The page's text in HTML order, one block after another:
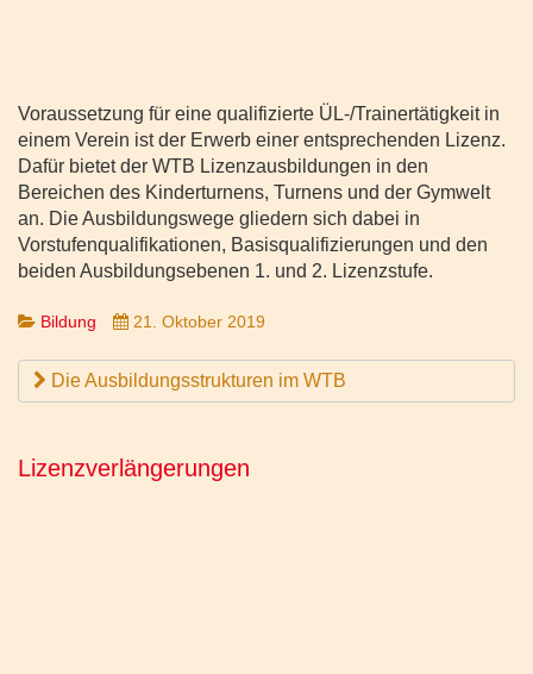
Voraussetzung für eine qualifizierte ÜL-/Trainertätigkeit in
einem Verein ist der Erwerb einer entsprechenden Lizenz.
Dafür bietet der WTB Lizenzausbildungen in den
Bereichen des Kinderturnens, Turnens und der Gymwelt
an. Die Ausbildungswege gliedern sich dabei in
Vorstufenqualifikationen, Basisqualifizierungen und den
beiden Ausbildungsebenen 1. und 2. Lizenzstufe.
Bildung 21. Oktober 2019
Die Ausbildungsstrukturen im WTB
Lizenzverlängerungen